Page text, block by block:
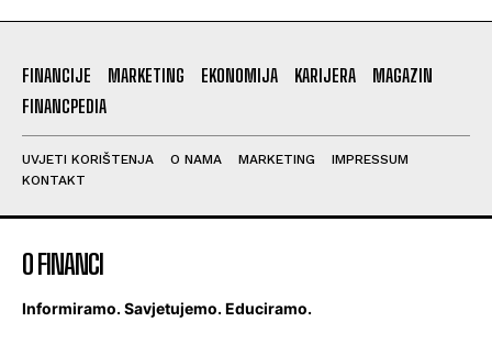
FINANCIJE MARKETING EKONOMIJA KARIJERA
MAGAZIN
FINANCPEDIA
UVJETI KORIŠTENJA O NAMA MARKETING
IMPRESSUM
KONTAKT
O FINANCI
Informiramo. Savjetujemo. Educiramo.